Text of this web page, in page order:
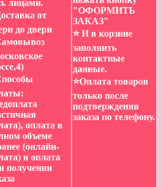
лицами.
от
до двери
оплата в
объеме
(онлайн-
и оплата
получении
"ОФОРМИТЬ
ЗАКАЗ"
⭐️ И в корзине
заполнить
контактные
данные.
⭐️Оплата товаров
только после
подтверждения
заказа по телефону.